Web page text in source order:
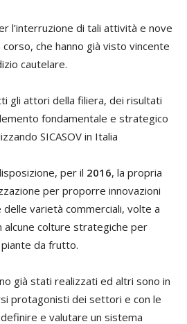
l’interruzione di tali attività e nove
corso, che hanno già visto vincente
cautelare.
gli attori della filiera, dei risultati
fondamentale e strategico
SICASOV in Italia
per il 2016, la propria
per proporre innovazioni
varietà commerciali, volte a
alcune colture strategiche per
piante da frutto.
già stati realizzati ed altri sono in
protagonisti dei settori e con le
e valutare un sistema